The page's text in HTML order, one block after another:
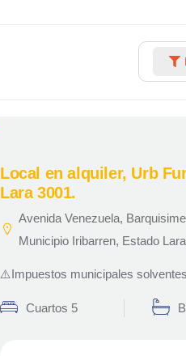
Local en alquiler, Urb
Lara 3001.
Avenida Venezuela,
Municipio Iribarren, Estado
⚠️Impuestos municipales
Cuartos 5